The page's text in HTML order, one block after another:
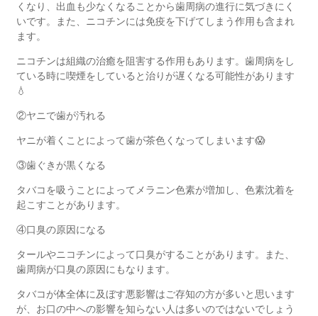
くなり、出血も少なくなることから歯周病の進行に気づきにく
いです。また、ニコチンには免疫を下げてしまう作用も含まれ
ます。
ニコチンは組織の治癒を阻害する作用もあります。歯周病をし
ている時に喫煙をしていると治りが遅くなる可能性があります
💧
②ヤニで歯が汚れる
ヤニが着くことによって歯が茶色くなってしまいます😱
③歯ぐきが黒くなる
タバコを吸うことによってメラニン色素が増加し、色素沈着を
起こすことがあります。
④口臭の原因になる
タールやニコチンによって口臭がすることがあります。また、
歯周病が口臭の原因にもなります。
タバコが体全体に及ぼす悪影響はご存知の方が多いと思います
が、お口の中への影響を知らない人は多いのではないでしょう